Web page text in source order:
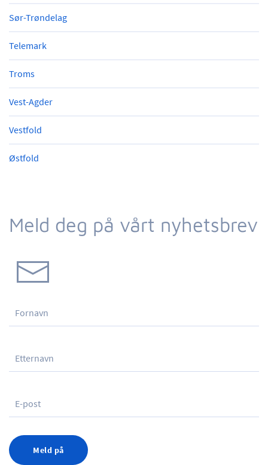
Sør-Trøndelag
Telemark
Troms
Vest-Agder
Vestfold
Østfold
Meld deg på vårt nyhetsbrev
Meld på